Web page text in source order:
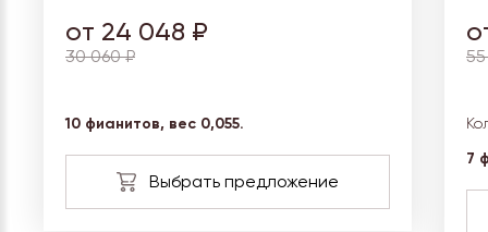
от 24 048 ₽
30 060 ₽
10 фианитов, вес 0,055.
7